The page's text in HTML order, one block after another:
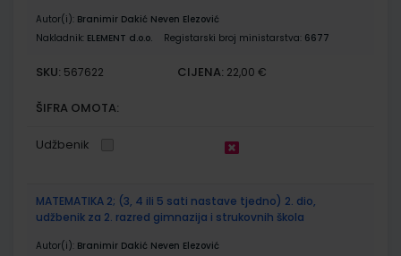
Autor(i): Branimir Dakić Neven Elezović
Nakladnik: ELEMENT d.o.o. Registarski broj ministarstva: 6677
SKU: 567622 CIJENA: 22,00 €
ŠIFRA OMOTA:
Udžbenik
MATEMATIKA 2; (3, 4 ili 5 sati nastave tjedno) 2. dio,
udžbenik za 2. razred gimnazija i strukovnih škola
Autor(i): Branimir Dakić Neven Elezović